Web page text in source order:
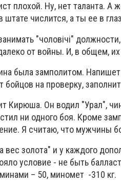
плохой. Ну, нет таланта.
числится, а ты ее в
"чоловічі"
от войны. И, в общем,
была замполитом. Напишет
на проверку,
Кирюша. Он водил "Урал",
ни одного боя. Кроме
Я считаю, что мужчины
золота" и у каждого
условие - не быть
– 50, миномет -310 кг.